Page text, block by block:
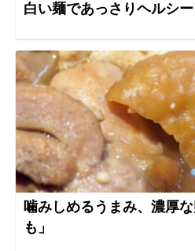
白い麺であっさりヘルシ
噛みしめるうまみ、濃厚
も」